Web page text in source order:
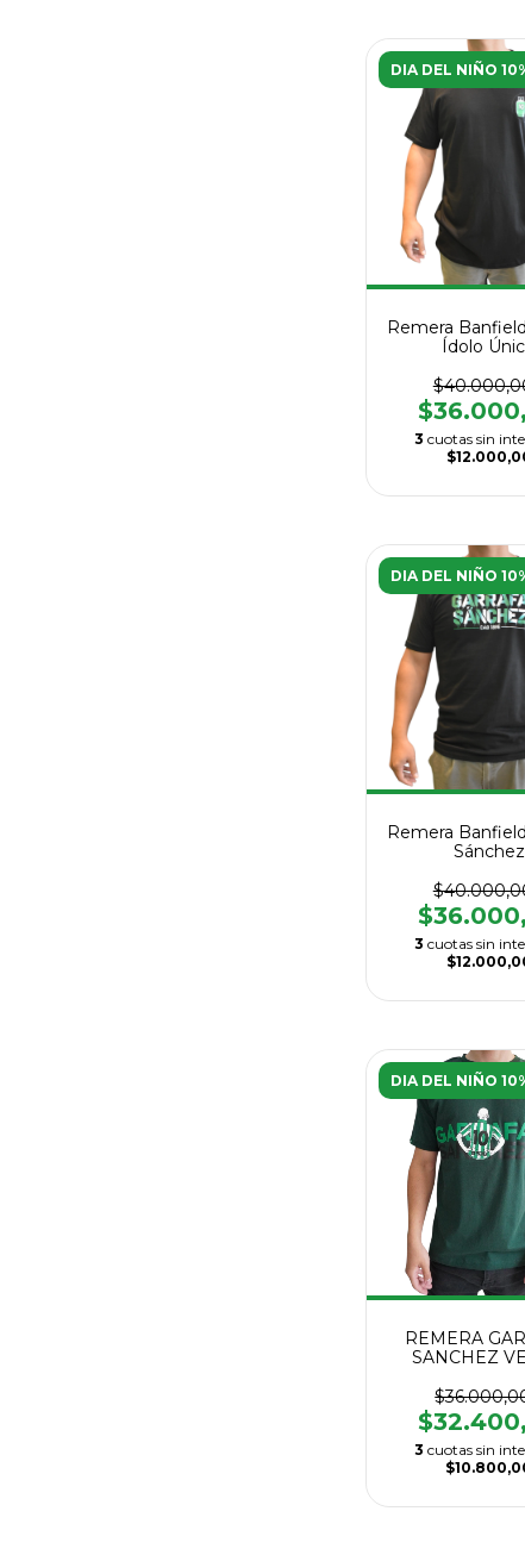
DIA DEL NIÑO
Remera
Ídolo
3 cuotas sin
DIA DEL NIÑO
Remera
Sánchez
3 cuotas sin
DIA DEL NIÑO
REMERA
SANCHEZ
3 cuotas sin